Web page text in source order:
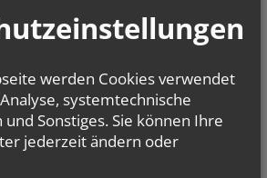
unter dem Mannhartsberg. Für die Pfarre
162 Gläubige. Pfarrkirchen sind meist einem
genannte Patrozinium von
Dreifaltigkeit (um 1500,
werden Cookies verwendet
systemtechnische
Sonstiges. Sie können Ihre
jederzeit ändern oder